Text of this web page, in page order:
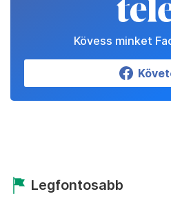
Kövess minket
Legfontosabb